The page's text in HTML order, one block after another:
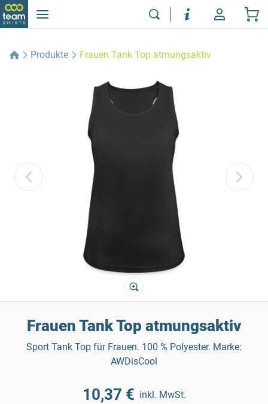
Produkte Frauen Tank Top atmungsaktiv
Frauen Tank Top atmungsaktiv
Sport Tank Top für Frauen. 100 % Polyester. Marke:
AWDisCool
10,37 € inkl. MwSt.